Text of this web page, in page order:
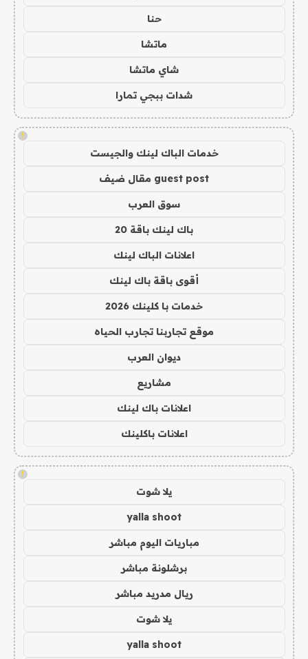
حنا
ماتشا
شاي ماتشا
شدات ببجي تمارا
!
خدمات الباك لينك والجيست
guest post مقال ضيف
سوق العرب
باك لينك باقة 20
اعلانات الباك لينك
أقوى باقة باك لينك
خدمات با كلينك 2026
موقع تجاربنا تجارب الحياه
ديوان العرب
مشاريع
اعلانات باك لينك
اعلانات باكلينك
!
يلا شوت
yalla shoot
مباريات اليوم مباشر
برشلونة مباشر
ريال مدريد مباشر
يلا شوت
yalla shoot